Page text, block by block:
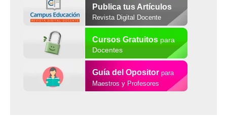
Publica tus Artículos
Revista Digital Docente
Cursos Gratuitospara
Docentes
Guía del Opositor para
Maestros y Profesores